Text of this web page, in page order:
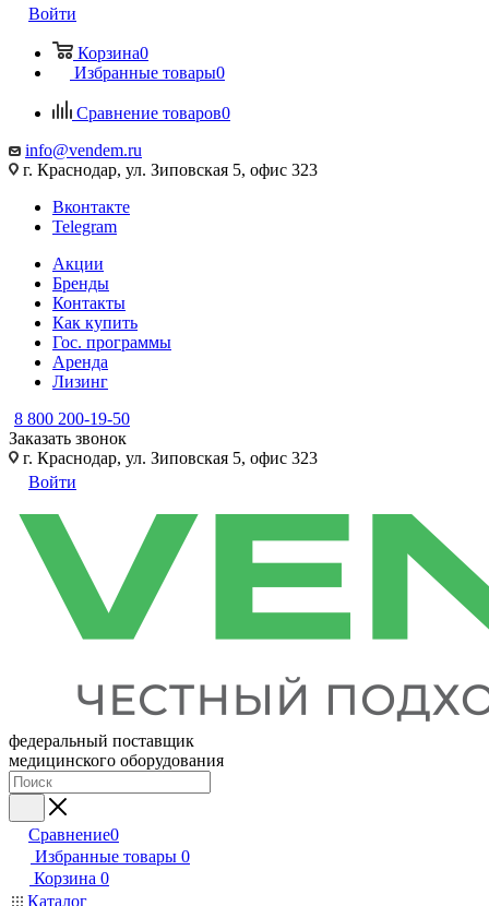
Войти
Корзина0
Избранные товары0
Сравнение товаров0
info@vendem.ru
г. Краснодар, ул. Зиповская 5, офис 323
Вконтакте
Telegram
Акции
Бренды
Контакты
Как купить
Гос. программы
Аренда
Лизинг
8 800 200-19-50
Заказать звонок
г. Краснодар, ул. Зиповская 5, офис 323
Войти
федеральный поставщик
медицинского оборудования
Сравнение0
Избранные товары 0
Корзина 0
Каталог